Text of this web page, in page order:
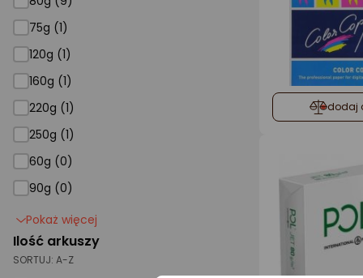
75g (1)
120g (1)
160g (1)
220g (1)
250g (1)
60g (0)
90g (0)
Pokaż więcej
Ilość arkuszy
SORTUJ: A-Z
dodaj